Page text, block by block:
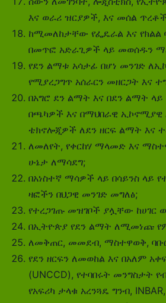
እና ወራሪ ዝርያዎች, እና መሰል
ከሚመለከታቸው የፌዴራል እና የክልል
በመጥፎ አድራጊዎች ላይ መወሰዱን
የደን ​​ልማቱ አሳታፊ በሆነ መንገድ
የሚያረጋግጥ አሰራርን መዘርጋት እና
በአግሮ ደን ልማት እና በደን ልማት
በጫካዎች እና በማህበራዊ ኢኮኖሚያዊ
ቴክኖሎጂዎች ለደን ዘርፍ ልማት
ለመለየት, የቀርከሃ ማላመድ እና
ሁኔታ ለማሳደግ;
በአነስተኛ ማሳዎች ላይ በሳይንስ
ዛፎችን በህጋዊ መንገድ መግለፅ;
የተረጋገጡ መዝገቦች ያሏቸው
በኢትዮጵያ የደን ልማት ለሚመነጩ
ለመቅጠር, መመደብ, ማስተዋወቅ,
የደን ​​ዘርፍን ለመወከል እና በአለም
(UNCCD), የተባበሩት መንግስታት
የአፍሪካ ታላቁ አረንጓዴ ግንብ,